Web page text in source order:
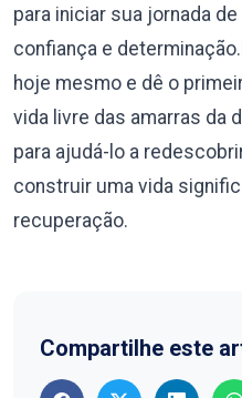
para iniciar sua jornada
confiança e
hoje mesmo e dê o
vida livre das amarras da
para ajudá-lo a
construir uma vida
recuperação.
Compartilhe este